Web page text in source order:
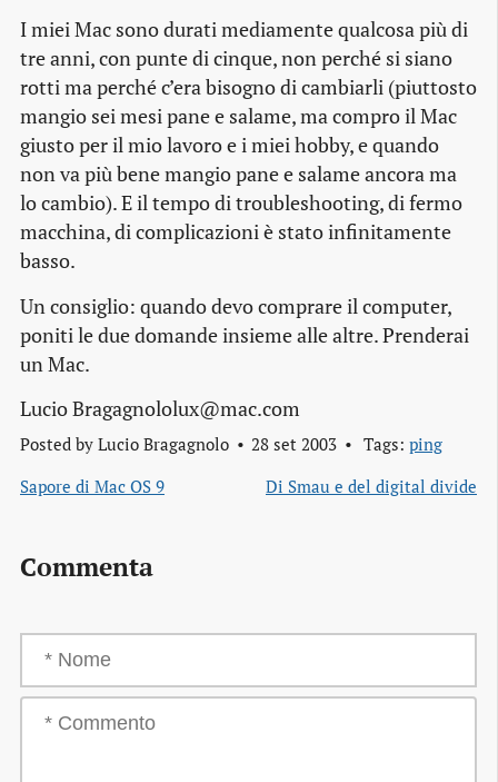
I miei Mac sono durati mediamente qualcosa più di
tre anni, con punte di cinque, non perché si siano
rotti ma perché c’era bisogno di cambiarli (piuttosto
mangio sei mesi pane e salame, ma compro il Mac
giusto per il mio lavoro e i miei hobby, e quando
non va più bene mangio pane e salame ancora ma
lo cambio). E il tempo di troubleshooting, di fermo
macchina, di complicazioni è stato infinitamente
basso.
Un consiglio: quando devo comprare il computer,
poniti le due domande insieme alle altre. Prenderai
un Mac.
Lucio Bragagnololux@mac.com
Posted by Lucio Bragagnolo 28 set 2003 Tags: ping
Sapore di Mac OS 9
Di Smau e del digital divide
Commenta